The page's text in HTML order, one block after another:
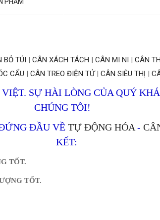
BỎ TÚI | CÂN XÁCH TÁCH | CÂN MI NI | CÂN
CẨU | CÂN TREO ĐIỆN TỬ| CÂN SIÊU THỊ |
SỰ HÀI LÒNG CỦA QUÝ
CHÚNG TÔI!
ĐẦU VỀ TỰ ĐỘNG HÓA-
KẾT:
TỐT.
TỐT.